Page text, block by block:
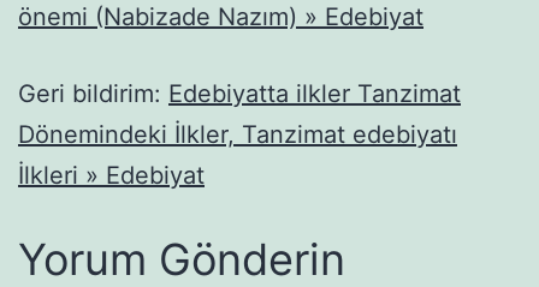
önemi (Nabizade Nazım) » Edebiyat
Geri bildirim: Edebiyatta ilkler Tanzimat
Dönemindeki İlkler, Tanzimat edebiyatı
İlkleri » Edebiyat
Yorum Gönderin